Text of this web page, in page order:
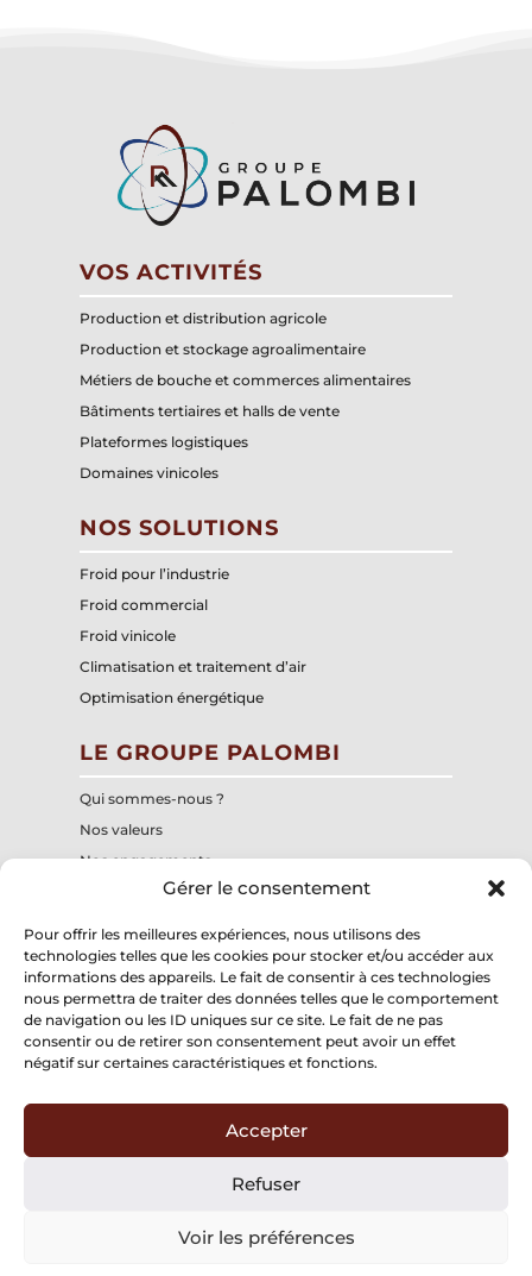
Gérer le consentement
Pour offrir les meilleures expériences, nous utilisons des
technologies telles que les cookies pour stocker et/ou accéder aux
informations des appareils. Le fait de consentir à ces technologies
nous permettra de traiter des données telles que le comportement
de navigation ou les ID uniques sur ce site. Le fait de ne pas
consentir ou de retirer son consentement peut avoir un effet
négatif sur certaines caractéristiques et fonctions.
Accepter
Refuser
Voir les préférences
VOS ACTIVITÉS
Production et distribution agricole
Production et stockage agroalimentaire
Métiers de bouche et commerces alimentaires
Bâtiments tertiaires et halls de vente
Plateformes logistiques
Domaines vinicoles
NOS SOLUTIONS
Froid pour l’industrie
Froid commercial
Froid vinicole
Climatisation et traitement d’air
Optimisation énergétique
LE GROUPE PALOMBI
Qui sommes-nous ?
Nos valeurs
Nos engagements
Notre centre de formation interne
Groupe Palombi
197, chemin du Mitan
84300 CAVAILLON
Mentions légales